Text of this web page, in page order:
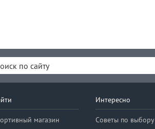
магазин
Интересно
Советы по выбору